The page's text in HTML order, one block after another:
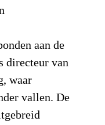
aan de
directeur van
waar
vallen. De